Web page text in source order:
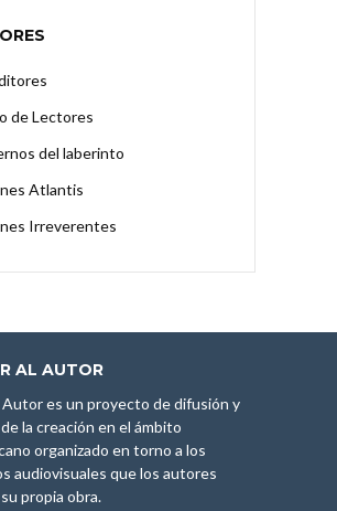
de Lectores
del laberinto
Atlantis
Irreverentes
AL AUTOR
Autor es un proyecto de difusión y
la creación en el ámbito
organizado en torno a los
audiovisuales que los autores
propia obra.